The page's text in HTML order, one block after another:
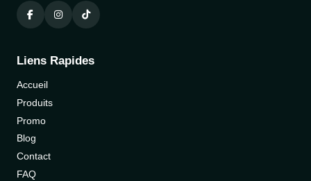
Liens Rapides
Accueil
Produits
Promo
Blog
Contact
FAQ